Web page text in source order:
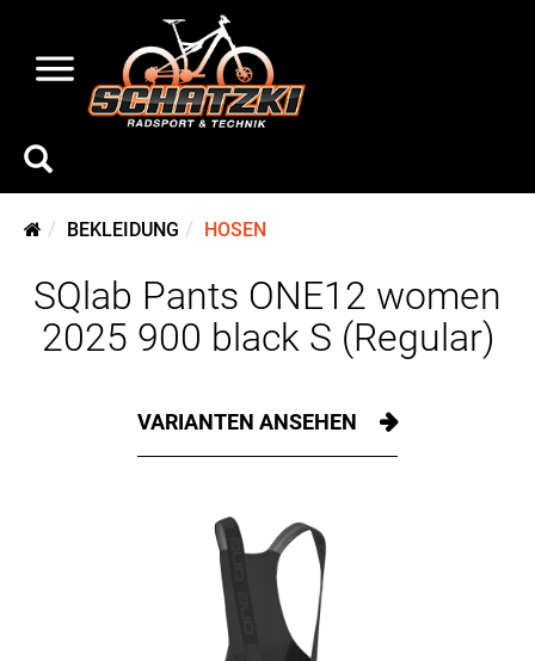
BEKLEIDUNG HOSEN
SQlab Pants ONE12 women
2025 900 black S (Regular)
VARIANTEN ANSEHEN